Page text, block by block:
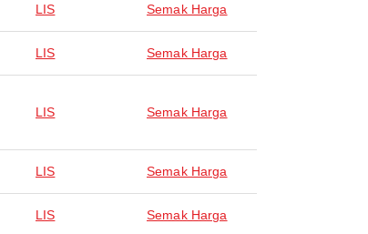
LIS Semak Harga
LIS Semak Harga
LIS Semak Harga
LIS Semak Harga
LIS Semak Harga